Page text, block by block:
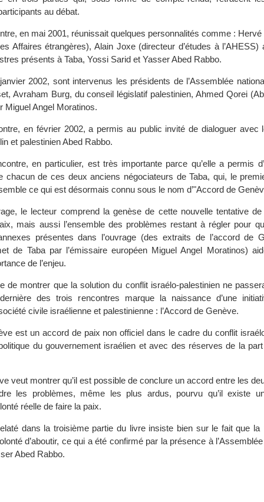
au débat.
en mai 2001, réunissait quelques personnalités comme : Hervé
Affaires étrangères), Alain Joxe (directeur d’études à l’AHESS)
présents à Taba, Yossi Sarid et Yasser Abed Rabbo.
2002, sont intervenus les présidents de l’Assemblée
Avraham Burg, du conseil législatif palestinien, Ahmed Qorei
Miguel Angel Moratinos.
en février 2002, a permis au public invité de dialoguer avec
et palestinien Abed Rabbo.
en particulier, est très importante parce qu’elle a permis
chacun de ces deux anciens négociateurs de Taba, qui, le
ce qui est désormais connu sous le nom d’"Accord de
le lecteur comprend la genèse de cette nouvelle tentative
mais aussi l’ensemble des problèmes restant à régler pour
présentes dans l’ouvrage (des extraits de l’accord de
de Taba par l’émissaire européen Miguel Angel Moratinos)
de l’enjeu.
de montrer que la solution du conflit israélo-palestinien ne
des trois rencontres marque la naissance d’une
civile israélienne et palestinienne : l’Accord de Genève.
est un accord de paix non officiel dans le cadre du conflit
du gouvernement israélien et avec des réserves de la part
veut montrer qu’il est possible de conclure un accord entre les
les problèmes, même les plus ardus, pourvu qu’il existe
réelle de faire la paix.
dans la troisième partie du livre insiste bien sur le fait que la
d’aboutir, ce qui a été confirmé par la présence à
Abed Rabbo.